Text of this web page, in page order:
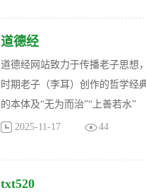
道德经
道德经网站致力于传播老子思想
时期老子（李耳）创作的哲学经
的本体及“无为而治”“上善若水”
2025-11-17 44
txt520